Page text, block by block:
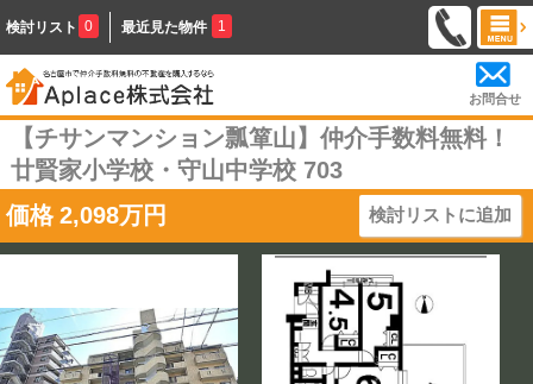
検討リスト 0 最近見た物件 1
お問合せ
【チサンマンション瓢箪山】仲介手数料無料！
廿賢家小学校・守山中学校 703
価格 2,098万円 検討リストに追加